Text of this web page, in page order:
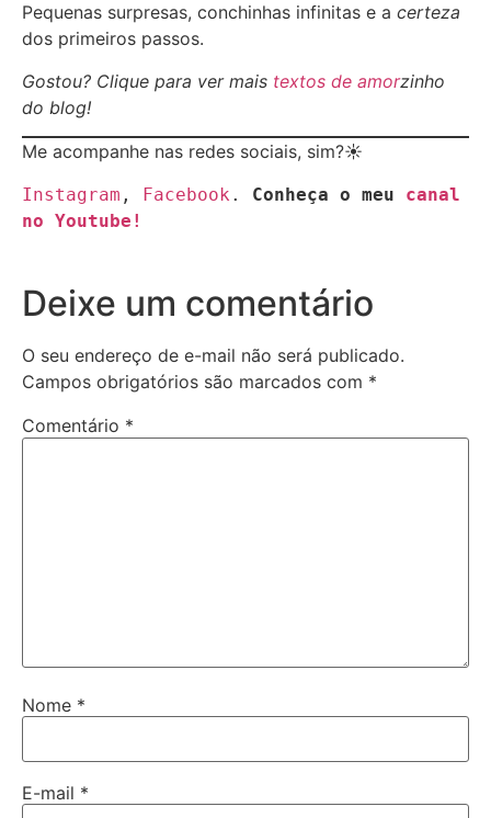
Pequenas surpresas, conchinhas infinitas e a certeza
dos primeiros passos.
Gostou? Clique para ver mais textos de amorzinho
do blog!
Me acompanhe nas redes sociais, sim?☀
Instagram , Facebook . Conheça o meu canal
no Youtube!
Deixe um comentário
O seu endereço de e-mail não será publicado.
Campos obrigatórios são marcados com *
Comentário *
Nome *
E-mail *